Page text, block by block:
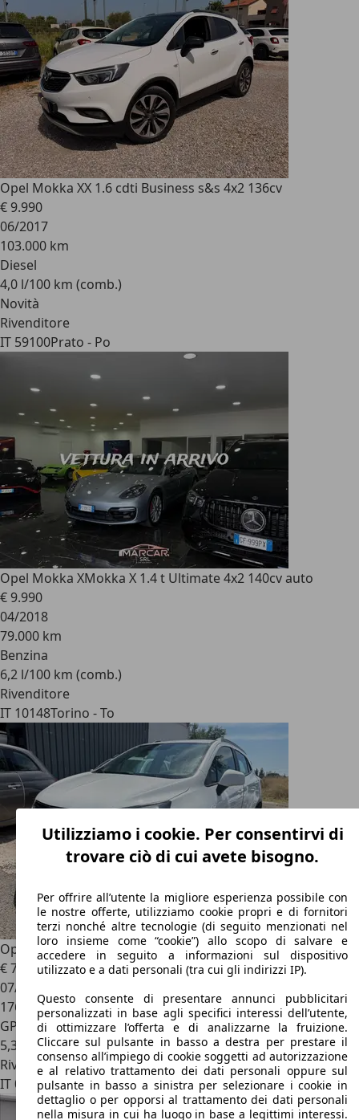
Opel Mokka XX 1.6 cdti Business s&s 4x2 136cv
€ 9.990
06/2017
103.000 km
Diesel
4,0 l/100 km (comb.)
Novità
Rivenditore
IT 59100Prato - Po
Opel Mokka XMokka X 1.4 t Ultimate 4x2 140cv auto
€ 9.990
04/2018
79.000 km
Benzina
6,2 l/100 km (comb.)
Rivenditore
IT 10148Torino - To
Opel Mokka XMokka X 1.4 t Advance Gpl-tech 4x2 140cv
€ 7.300
07/2017
176.000 km
GPL
5,3 l/100 km (comb.)
Rivenditore
IT 00188Roma - Rm
Utilizziamo i cookie. Per consentirvi di
trovare ciò di cui avete bisogno.
Per offrire all’utente la migliore esperienza possibile con
le nostre offerte, utilizziamo cookie propri e di fornitori
terzi nonché altre tecnologie (di seguito menzionati nel
loro insieme come “cookie”) allo scopo di salvare e
accedere in seguito a informazioni sul dispositivo
utilizzato e a dati personali (tra cui gli indirizzi IP).
Questo consente di presentare annunci pubblicitari
personalizzati in base agli specifici interessi dell’utente,
di ottimizzare l’offerta e di analizzarne la fruizione.
Cliccare sul pulsante in basso a destra per prestare il
consenso all’impiego di cookie soggetti ad autorizzazione
e al relativo trattamento dei dati personali oppure sul
pulsante in basso a sinistra per selezionare i cookie in
dettaglio o per opporsi al trattamento dei dati personali
nella misura in cui ha luogo in base a legittimi interessi.